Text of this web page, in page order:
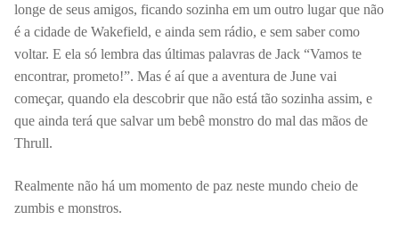
longe de seus amigos, ficando sozinha em um outro lugar que não
é a cidade de Wakefield, e ainda sem rádio, e sem saber como
voltar. E ela só lembra das últimas palavras de Jack “Vamos te
encontrar, prometo!”. Mas é aí que a aventura de June vai
começar, quando ela descobrir que não está tão sozinha assim, e
que ainda terá que salvar um bebê monstro do mal das mãos de
Thrull.
Realmente não há um momento de paz neste mundo cheio de
zumbis e monstros.